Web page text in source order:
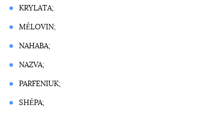
KRYLATA;
MÉLOVIN;
NAHABA;
NAZVA;
PARFENIUK;
SHÉPA;